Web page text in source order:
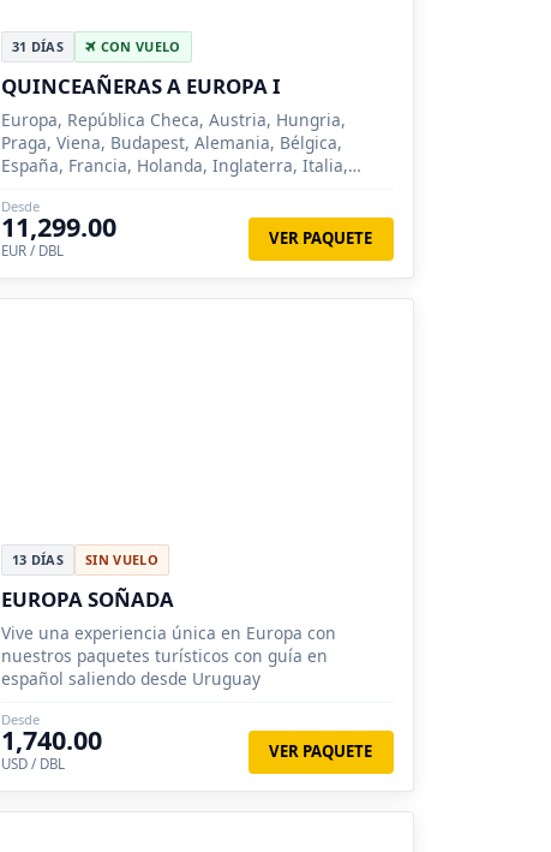
31 DÍAS CON VUELO
QUINCEAÑERAS A EUROPA I
Europa, República Checa, Austria, Hungria,
Praga, Viena, Budapest, Alemania, Bélgica,
España, Francia, Holanda, Inglaterra, Italia,
Roma, Milan, Madrid, Zarago...
Desde
11,299.00
EUR / DBL
VER PAQUETE
13 DÍAS SIN VUELO
EUROPA SOÑADA
Vive una experiencia única en Europa con
nuestros paquetes turísticos con guía en
español saliendo desde Uruguay
Desde
1,740.00
USD / DBL
VER PAQUETE